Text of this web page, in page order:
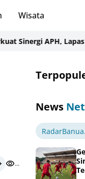
Wisata
APH, Lapas
...
News